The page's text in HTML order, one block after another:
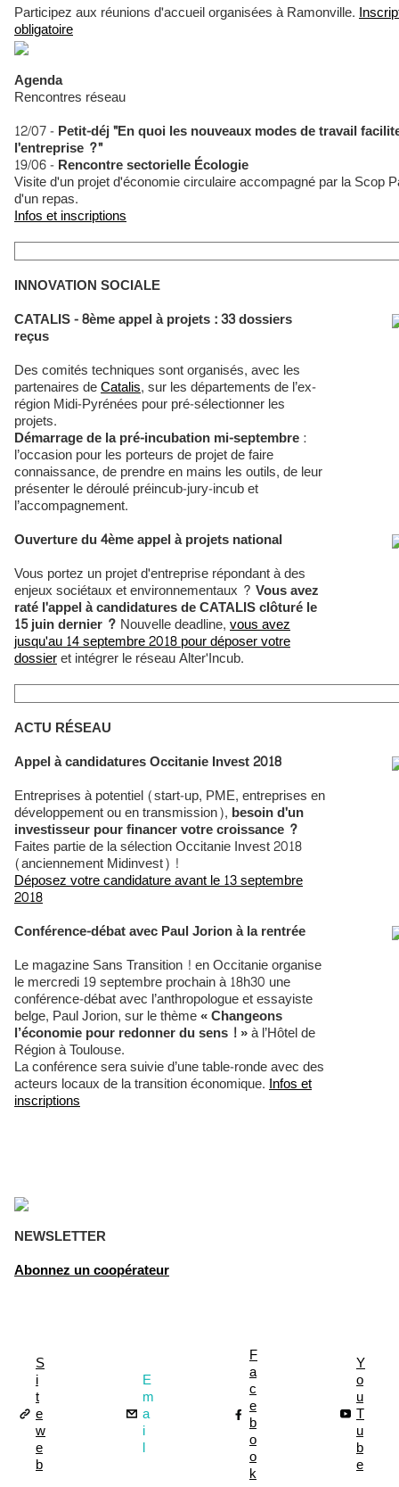
Participez aux réunions d'accueil organisées à Ramonville.
obligatoire
Agenda
Rencontres réseau
12/07 -Petit-déj "En quoi les nouveaux modes de travail
l'entreprise ?"
19/06 -Rencontre sectorielle Écologie
Visite d'un projet d'économie circulaire accompagné par la Scop
d'un repas.
Infos et inscriptions
INNOVATION SOCIALE
CATALIS - 8ème appel à projets : 33 dossiers
reçus
Des comités techniques sont organisés, avec les
partenaires deCatalis, sur les départements de l’ex-
région Midi-Pyrénées pour pré-sélectionner les
projets.
Démarrage de la pré-incubation mi-septembre:
l’occasion pour les porteurs de projet de faire
connaissance, de prendre en mains les outils, de leur
présenter le déroulé préincub-jury-incub et
l’accompagnement.
Ouverture du 4ème appel à projets national
Vous portez un projet d'entreprise répondant à des
enjeux sociétaux et environnementaux ? Vous avez
raté l'appel à candidatures de CATALIS clôturé le
15 juin dernier ? Nouvelle deadline,vous avez
jusqu'au 14 septembre 2018 pour déposer votre
dossieret intégrer le réseau Alter'Incub.
ACTU RÉSEAU
Appel à candidatures Occitanie Invest 2018
Entreprises à potentiel (start-up, PME, entreprises en
développement ou en transmission), besoin d'un
investisseur pour financer votre croissance ?
Faites partie de la sélection Occitanie Invest 2018
(anciennement Midinvest) !
Déposez votre candidature avant le 13 septembre
2018
Conférence-débat avec Paul Jorion à la rentrée
Le magazine Sans Transition ! en Occitanie organise
le mercredi 19 septembre prochain à 18h30 une
conférence-débat avec l’anthropologue et essayiste
belge, Paul Jorion, sur le thème« Changeons
l’économie pour redonner du sens ! »à l’Hôtel de
Région à Toulouse.
La conférence sera suivie d’une table-ronde avec des
acteurs locaux de la transition économique.Infos et
inscriptions
NEWSLETTER
Abonnez un coopérateur
S
i
t
e
w
e
b
E
m
a
i
l
F
a
c
e
b
o
o
k
Y
o
u
T
u
b
e